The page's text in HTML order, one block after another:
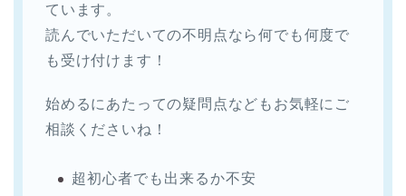
ています。
読んでいただいての不明点なら何でも何度で
も受け付けます！
始めるにあたっての疑問点などもお気軽にご
相談くださいね！
超初心者でも出来るか不安